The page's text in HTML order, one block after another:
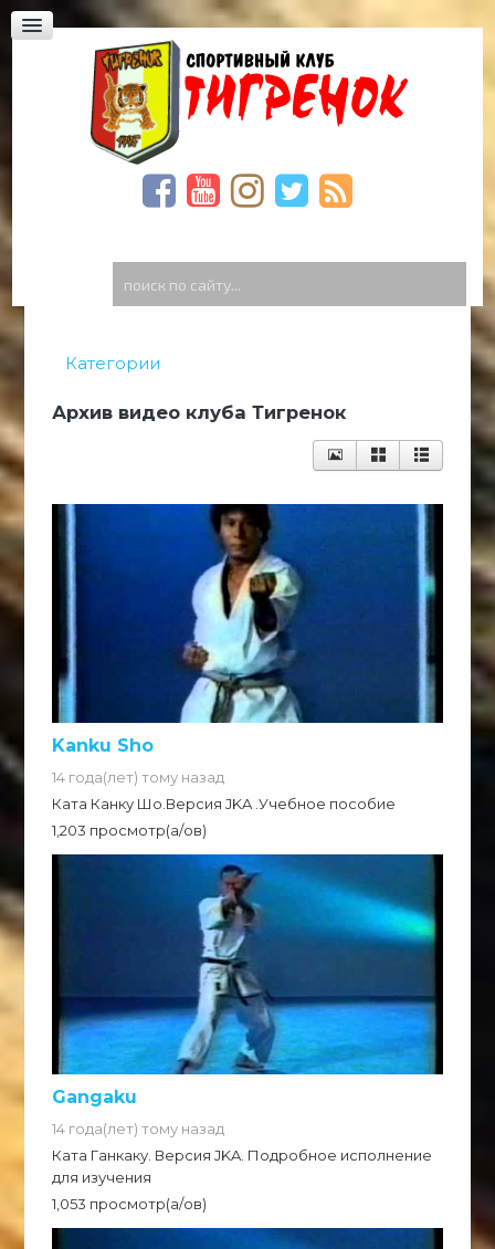
Юридическая академия, Фонтанская дорога,
Богдана Хмельницкого,59
Спиридоновская, 23. Школа «Престиж»
Видео архив
Категории
Архив видео клуба Тигренок
Kanku Sho
14 года(лет) тому назад
Ката Канку Шо.Версия JKA .Учебное пособие
1,203 просмотр(а/ов)
Gangaku
14 года(лет) тому назад
Ката Ганкаку. Версия JKA. Подробное исполнение
для изучения
1,053 просмотр(а/ов)